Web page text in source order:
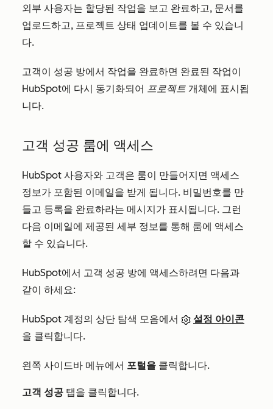
외부 사용자는 할당된 작업을 보고 완료하고, 문서를
업로드하고, 프로젝트 상태 업데이트를 볼 수 있습니
다.
고객이 성공 방에서 작업을 완료하면 완료된 작업이
HubSpot에 다시 동기화되어 프로젝트 개체에 표시됩
니다.
고객 성공 룸에 액세스
HubSpot 사용자와 고객은 룸이 만들어지면 액세스
정보가 포함된 이메일을 받게 됩니다. 비밀번호를 만
들고 등록을 완료하라는 메시지가 표시됩니다. 그런
다음 이메일에 제공된 세부 정보를 통해 룸에 액세스
할 수 있습니다.
HubSpot에서 고객 성공 방에 액세스하려면 다음과
같이 하세요:
HubSpot 계정의 상단 탐색 모음에서
설정 아이콘
을 클릭합니다.
왼쪽 사이드바 메뉴에서 포털을 클릭합니다.
고객 성공 탭을 클릭합니다.